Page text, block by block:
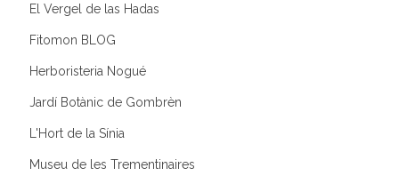
El Vergel de las Hadas
Fitomon BLOG
Herboristeria Nogué
Jardí Botànic de Gombrèn
L'Hort de la Sínia
Museu de les Trementinaires